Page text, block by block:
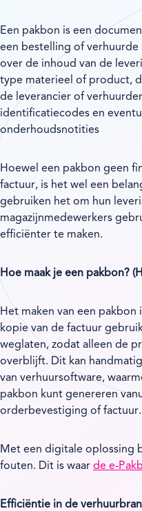
Een pakbon is een
een bestelling of
over de inhoud van de
type materieel of product,
de leverancier of
identificatiecodes en
onderhoudsnotities
Hoewel een pakbon geen
factuur, is het wel een
gebruiken het om hun
magazijnmedewerkers
efficiënter te maken.
Hoe maak je een pakbon?
Het maken van een
kopie van de factuur
weglaten, zodat alleen de
overblijft. Dit kan
van verhuursoftware,
pakbon kunt genereren
orderbevestiging of factuur.
Met een digitale oplossing
fouten. Dit is waar de e-
Efficiëntie in de